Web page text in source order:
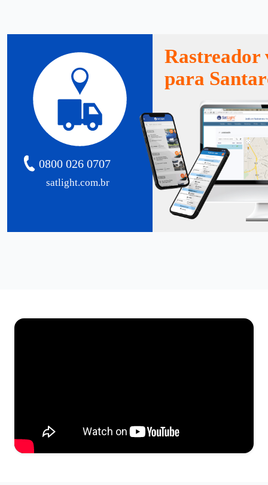
satlight.com.br
0800 026 0707
Rastreador
para